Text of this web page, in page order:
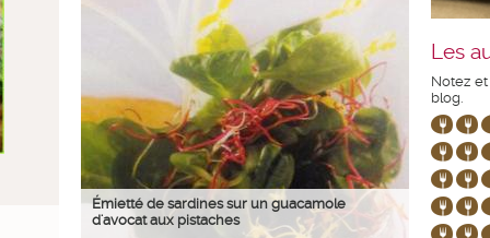
Émietté de sardines sur un guacamole
d'avocat aux pistaches
Les
Notez
blog.